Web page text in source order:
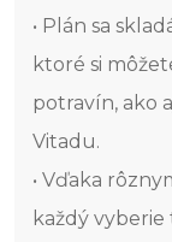
• Plán sa
ktoré si
potravín, ako
Vitadu.
• Vďaka
každý vyberie